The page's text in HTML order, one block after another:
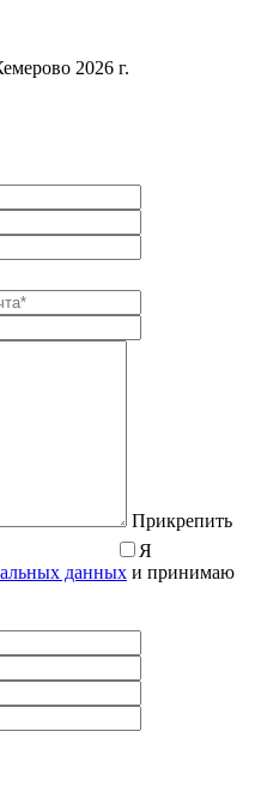
2026 г.
Прикрепить
Я
данных и принимаю